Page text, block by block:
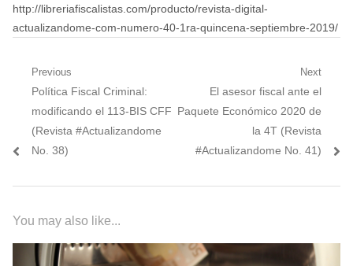
http://libreriafiscalistas.com/producto/revista-digital-
actualizandome-com-numero-40-1ra-quincena-septiembre-2019/
Navegación
entradas
Previous
Previous
post:
Política Fiscal Criminal:
modificando el 113-BIS CFF
(Revista #Actualizandome
No. 38)
Next
Next
post:
El asesor fiscal ante el
Paquete Económico 2020 de
la 4T (Revista
#Actualizandome No. 41)
You may also like...